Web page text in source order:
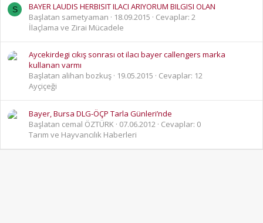
S
BAYER LAUDIS HERBISIT ILACI ARIYORUM BILGISI OLAN
Başlatan sametyaman
18.09.2015
Cevaplar: 2
İlaçlama ve Zirai Mücadele
Aycekirdegi cıkış sonrası ot ilacı bayer callengers marka
kullanan varmı
Başlatan alihan bozkuş
19.05.2015
Cevaplar: 12
Ayçiçeği
Bayer, Bursa DLG-ÖÇP Tarla Günleri’nde
Başlatan cemal ÖZTÜRK 07.06.2012 Cevaplar: 0
Tarım ve Hayvancılık Haberleri